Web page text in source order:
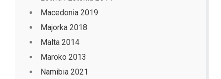
Macedonia 2019
Majorka 2018
Malta 2014
Maroko 2013
Namibia 2021